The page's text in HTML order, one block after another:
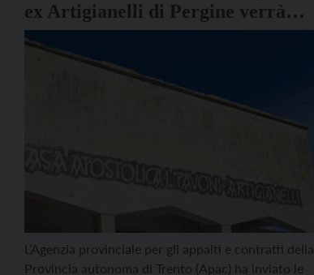
ex Artigianelli di Pergine verrà
demolito
L’Agenzia provinciale per gli appalti e contratti della
Provincia autonoma di Trento (Apac) ha inviato le